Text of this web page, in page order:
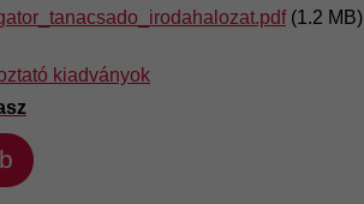
(1.2 MB)
kiadványok